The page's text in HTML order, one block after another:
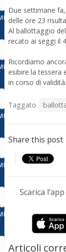
Due settimane
delle ore 23
Al ballottaggio
recato ai seggi il
Ricordiamo
esibire la tessera
in corso di validità.
Taggato
Share this post
Scarica
Articoli